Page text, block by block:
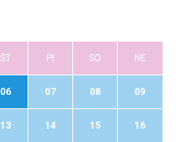
ŠT PI SO NE
06 07 08 09
13 14 15 16